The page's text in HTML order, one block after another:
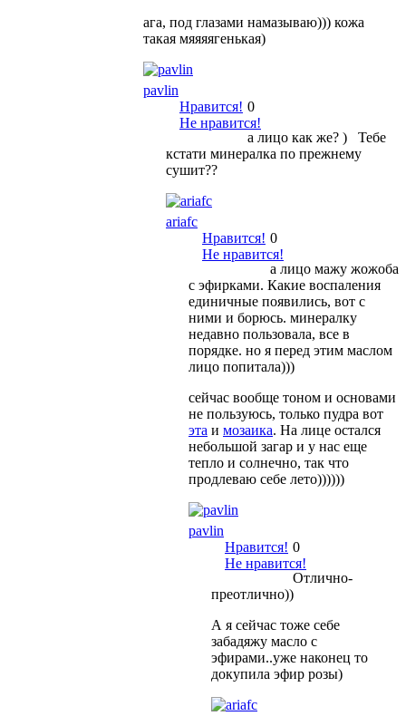
ага, под глазами намазываю))) кожа
такая мяяяягенькая)
pavlin
Нравится!
Не нравится!
0
а лицо как же? ) Тебе
кстати минералка по прежнему
сушит??
ariafc
Нравится!
Не нравится!
0
а лицо мажу жожоба
с эфирками. Какие воспаления
единичные появились, вот с
ними и борюсь. минералку
недавно пользовала, все в
порядке. но я перед этим маслом
лицо попитала)))
сейчас вообще тоном и основами
не пользуюсь, только пудра вот
эта и мозаика. На лице остался
небольшой загар и у нас еще
тепло и солнечно, так что
продлеваю себе лето))))))
pavlin
Нравится!
Не нравится!
0
Отлично-
преотлично))
А я сейчас тоже себе
забадяжу масло с
эфирами..уже наконец то
докупила эфир розы)